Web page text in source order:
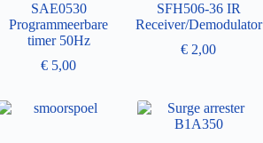
SAE0530
Programmeerbare
timer 50Hz
€ 5,00
SFH506-36 IR
Receiver/Demodulator
€ 2,00